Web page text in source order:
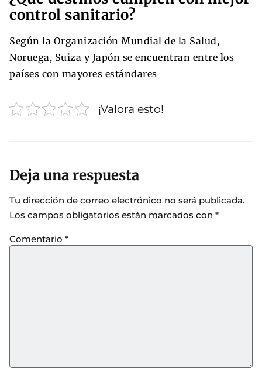
control sanitario?
Según la Organización Mundial de la Salud,
Noruega, Suiza y Japón se encuentran entre los
países con mayores estándares
¡Valora esto!
Deja una respuesta
Tu dirección de correo electrónico no será publicada.
Los campos obligatorios están marcados con *
Comentario *